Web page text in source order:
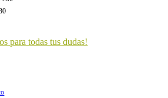
para todas tus dudas!